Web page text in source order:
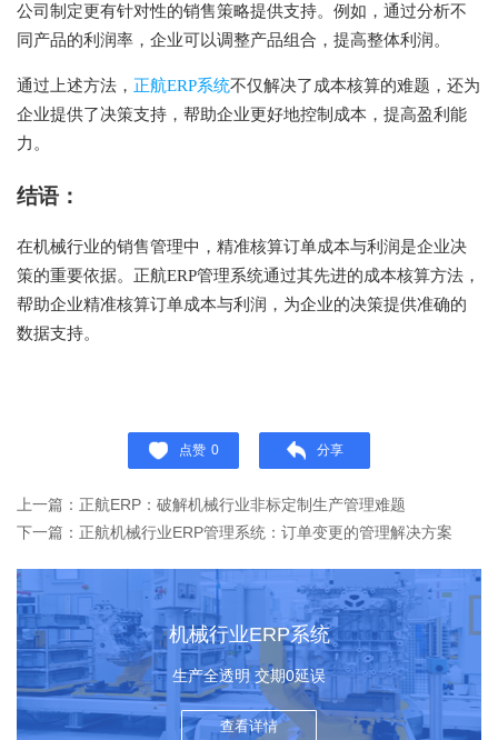
公司制定更有针对性的销售策略提供支持。例如，通过分析不
同产品的利润率，企业可以调整产品组合，提高整体利润。
通过上述方法， 正航ERP系统不仅解决了成本核算的难题，还为
企业提供了决策支持，帮助企业更好地控制成本，提高盈利能
力。
结语：
在机械行业的销售管理中，精准核算订单成本与利润是企业决
策的重要依据。正航ERP管理系统通过其先进的成本核算方法，
帮助企业精准核算订单成本与利润，为企业的决策提供准确的
数据支持。
点赞 0 分享
上一篇：正航ERP：破解机械行业非标定制生产管理难题
下一篇：正航机械行业ERP管理系统：订单变更的管理解决方案
机械行业ERP系统
生产全透明 交期0延误
查看详情